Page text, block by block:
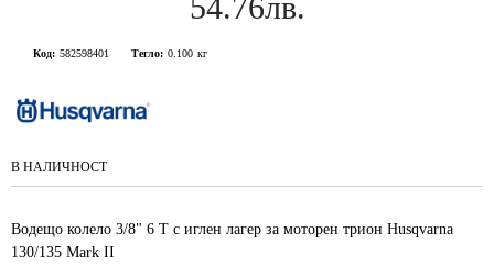
54.76лв.
Код: 582598401 Тегло: 0.100 кг
В НАЛИЧНОСТ
Водещо колело 3/8" 6 Т с иглен лагер за моторен трион Husqvarna
130/135 Mark ІІ